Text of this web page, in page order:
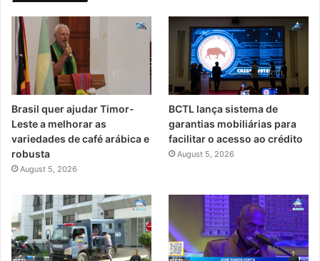
Brasil quer ajudar Timor-
Leste a melhorar as
variedades de café arábica e
robusta
August 5, 2026
BCTL lança sistema de
garantias mobiliárias para
facilitar o acesso ao crédito
August 5, 2026